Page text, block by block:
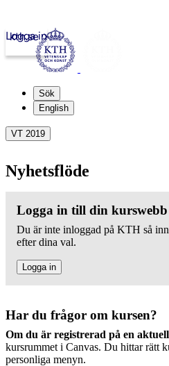
kth.se
Logga in
Sök
English
VT 2019
Nyhetsflöde
Logga in till din kurswebb
Du är inte inloggad på KTH så
efter dina val.
Logga in
Har du frågor om kursen?
Om du är registrerad på en
kursrummet i Canvas. Du hittar rätt
personliga menyn.